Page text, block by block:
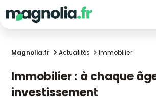
Magnolia.fr Actualités Immobilier
Immobilier : à chaque âge son
investissement